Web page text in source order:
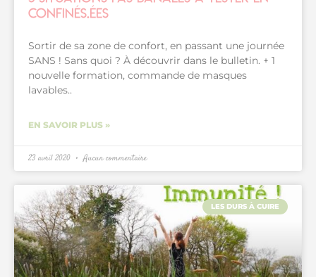
confinés.ées
Sortir de sa zone de confort, en passant une journée
SANS ! Sans quoi ? À découvrir dans le bulletin. + 1
nouvelle formation, commande de masques
lavables..
EN SAVOIR PLUS »
23 avril 2020 Aucun commentaire
LES DURS À CUIRE